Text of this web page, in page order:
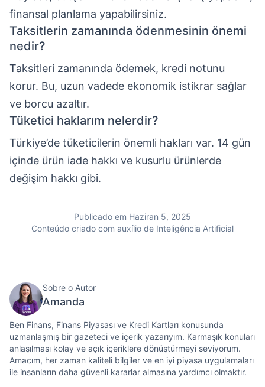
finansal planlama yapabilirsiniz.
Taksitlerin zamanında ödenmesinin önemi
nedir?
Taksitleri zamanında ödemek, kredi notunu
korur. Bu, uzun vadede ekonomik istikrar sağlar
ve borcu azaltır.
Tüketici haklarım nelerdir?
Türkiye’de tüketicilerin önemli hakları var. 14 gün
içinde ürün iade hakkı ve kusurlu ürünlerde
değişim hakkı gibi.
Publicado em Haziran 5, 2025
Conteúdo criado com auxílio de Inteligência Artificial
Sobre o Autor
Amanda
Ben Finans, Finans Piyasası ve Kredi Kartları konusunda
uzmanlaşmış bir gazeteci ve içerik yazarıyım. Karmaşık konuları
anlaşılması kolay ve açık içeriklere dönüştürmeyi seviyorum.
Amacım, her zaman kaliteli bilgiler ve en iyi piyasa uygulamaları
ile insanların daha güvenli kararlar almasına yardımcı olmaktır.